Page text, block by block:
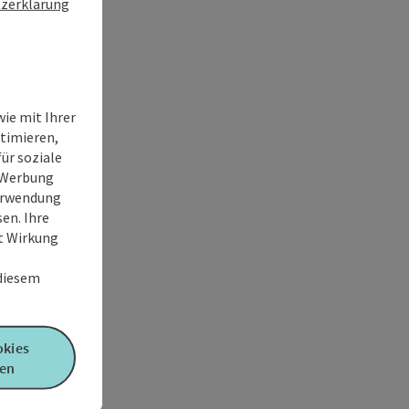
mit Ihrer
soziale
Ihre
Wirkung